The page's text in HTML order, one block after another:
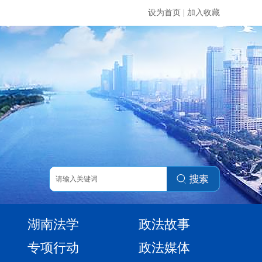
设为首页 加入收藏
湖南法学
政法故事
专项行动
政法媒体